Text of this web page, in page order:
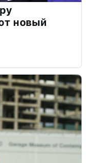
новый